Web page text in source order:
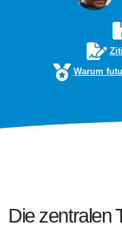
Warum
Die zentralen